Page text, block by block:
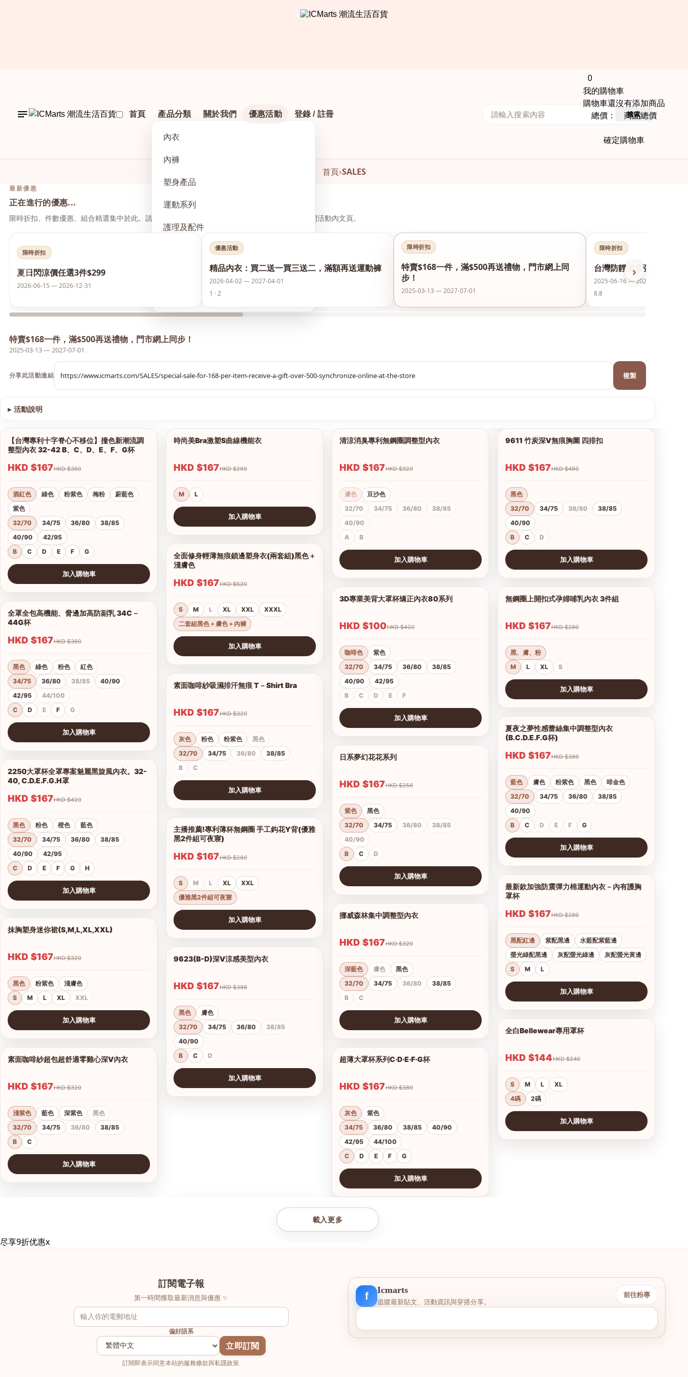
首頁 產品分類
內衣
內褲
塑身產品
運動系列
護理及配件
夏日閃涼價 任選3件$299
關於我們 優惠活動 登錄 / 註冊
0
我的購物車
購物車還沒有添加商品
總價： 商品總價
確定購物車
搜索
首頁›SALES
最新優惠
正在進行的優惠...
限時折扣、件數優惠、組合精選集中於此。請先點上方活動，再於本頁下方瀏覽與下單，無需另開活動內文頁。
‹ ›
限時折扣
夏日閃涼價任選3件$299
2026-06-15 — 2026-12-31
優惠活動
精品內衣：買二送一買三送二，滿額再送運動褲
2026-04-02 — 2027-04-01
1 · 2
限時折扣
特賣$168一件，滿$500再送禮物，門市網上同
步！
2025-03-13 — 2027-07-01
限時折扣
台灣防靜脈曲張襪保護美
2025-06-16 — 2026-12-31
8.8
特賣$168一件，滿$500再送禮物，門市網上同步！
2025-03-13 — 2027-07-01
分享此活動連結 複製
▸ 活動說明
1/12
查看圖片
【台灣專利十字脊心不移位】撞色新潮流調
整型內衣 32-42 B、C、D、E、F、G杯
HKD $167 HKD $360
酒紅色 綠色 粉紫色 梅粉
蔚藍色
紫色
32/70
34/75 36/80
38/85
40/90
42/95
B
C D E F G
加入購物車
1/5
全罩全包高機能、脅邊加高防副乳 34C－
44G杯
HKD $167 HKD $380
黑色 綠色 粉色
紅色
34/75
36/80 38/85
40/90
42/95
44/100
C
D E F G
加入購物車
1/14
2250大罩杯全罩專案魅麗黑旋風內衣。32-
40, C.D.E.F.G.H罩
HKD $167 HKD $420
黑色 粉色 橙色
藍色
32/70
34/75 36/80
38/85
40/90
42/95
C
D E F G H
加入購物車
抹胸塑身迷你裙(S,M,L,XL,XXL)
HKD $167 HKD $320
黑色 粉紫色
淺膚色
S
M L XL XXL
加入購物車
素面咖啡紗超包超舒適零雞心深V內衣
HKD $167 HKD $320
淺紫色 藍色 深紫色
黑色
32/70
34/75 36/80
38/85
B
C
加入購物車
時尚美Bra激塑S曲線機能衣
HKD $167 HKD $260
M L
加入購物車
1/10
全面修身輕薄無痕鎖邊塑身衣(兩套組)黑色＋
淺膚色
HKD $167 HKD $520
S M L XL XXL
XXXL
二套組黑色＋膚色＋內褲
加入購物車
素面咖啡紗吸濕排汗無痕 T－Shirt Bra
HKD $167 HKD $320
灰色 粉色 粉紫色
黑色
32/70
34/75 36/80
38/85
B
C
加入購物車
1/2
主播推薦!專利薄杯無鋼圈 手工鈎花Y背(優雅
黑2件組可夜寢)
HKD $167 HKD $280
S M L XL
XXL
優雅黑2件組可夜寢
加入購物車
9623(B-D)深V涼感美型內衣
HKD $167 HKD $388
黑色
膚色
32/70
34/75 36/80
38/85
40/90
B
C D
加入購物車
清涼消臭專利無鋼圈調整型內衣
HKD $167 HKD $320
膚色
豆沙色
32/70
34/75 36/80
38/85
40/90
A
B
加入購物車
3D專業美背大罩杯矯正內衣80系列
HKD $100 HKD $420
咖啡色
紫色
32/70
34/75 36/80
38/85
40/90
42/95
B
C D E F
加入購物車
日系夢幻花花系列
HKD $167 HKD $256
紫色
黑色
32/70
34/75 36/80
38/85
40/90
B
C D
加入購物車
挪威森林集中調整型內衣
HKD $167 HKD $320
深藍色 膚色
黑色
32/70
34/75 36/80
38/85
B
C
加入購物車
超薄大罩杯系列C·D·E·F·G杯
HKD $167 HKD $380
灰色
紫色
34/75
36/80 38/85
40/90
42/95
44/100
C
D E F G
加入購物車
9611 竹炭深V無痕胸圍 四排扣
HKD $167 HKD $480
黑色
32/70
34/75 36/80
38/85
40/90
B
C D
加入購物車
無鋼圈上開扣式孕婦哺乳內衣 3件組
HKD $167 HKD $280
黑、膚、粉
M
L XL S
加入購物車
夏夜之夢性感蕾絲集中調整型內衣
(B.C.D.E.F.G杯)
HKD $167 HKD $380
藍色 膚色 粉紫色 黑色
啡金色
32/70
34/75 36/80
38/85
40/90
B
C D E F G
加入購物車
1/11
最新款加強防震彈力棉運動內衣－內有護胸
罩杯
HKD $167 HKD $280
黑配紅邊 紫配黑邊
水藍配紫藍邊
螢光綠配黑邊
灰配螢光綠邊
灰配螢光黃邊
S
M L
加入購物車
全白Bellewear專用罩杯
HKD $144 HKD $240
S M L
XL
4碼
2碼
加入購物車
載入更多
尽享9折优惠x
訂閱電子報
第一時間獲取最新消息與優惠 ✨
偏好語系
立即訂閱
訂閱即表示同意本站的服務條款與私隱政策.
f
Icmarts
追蹤最新貼文、活動資訊與穿搭分享。
前往粉專